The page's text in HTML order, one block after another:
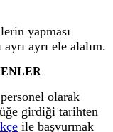
yapması
ayrı ele alalım.
olarak
girdiği tarihten
ile başvurmak